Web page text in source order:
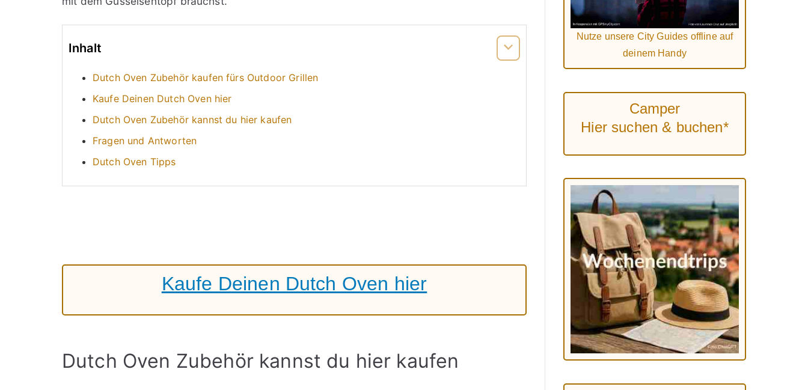
Inhalt
Dutch Oven Zubehör kaufen fürs Outdoor Grillen
Kaufe Deinen Dutch Oven hier
Dutch Oven Zubehör kannst du hier kaufen
Fragen und Antworten
Dutch Oven Tipps
Kaufe Deinen Dutch Oven hier
Dutch Oven Zubehör kannst du hier kaufen
Nutze unsere City Guides offline auf
deinem Handy
Camper
Hier suchen & buchen*